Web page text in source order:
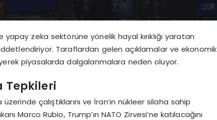
zeka sektörüne yönelik hayal kırıklığı yaratan
Taraflardan gelen açıklamalar ve ekonomik
piyasalarda dalgalanmalara neden oluyor.
Tepkileri
çalıştıklarını ve İran’ın nükleer silaha sahip
Marco Rubio, Trump’ın NATO Zirvesi’ne katılacağını